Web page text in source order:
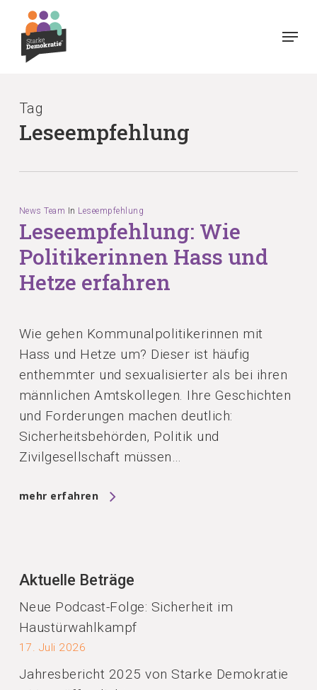
main
Menu
Tag
Leseempfehlung
News Team In Leseempfehlung
Leseempfehlung: Wie
Politikerinnen Hass und
Hetze erfahren
Wie gehen Kommunalpolitikerinnen mit
Hass und Hetze um? Dieser ist häufig
enthemmter und sexualisierter als bei ihren
männlichen Amtskollegen. Ihre Geschichten
und Forderungen machen deutlich:
Sicherheitsbehörden, Politik und
Zivilgesellschaft müssen…
mehr erfahren
Aktuelle Beträge
Neue Podcast-Folge: Sicherheit im
Haustürwahlkampf
17. Juli 2026
Jahresbericht 2025 von Starke Demokratie